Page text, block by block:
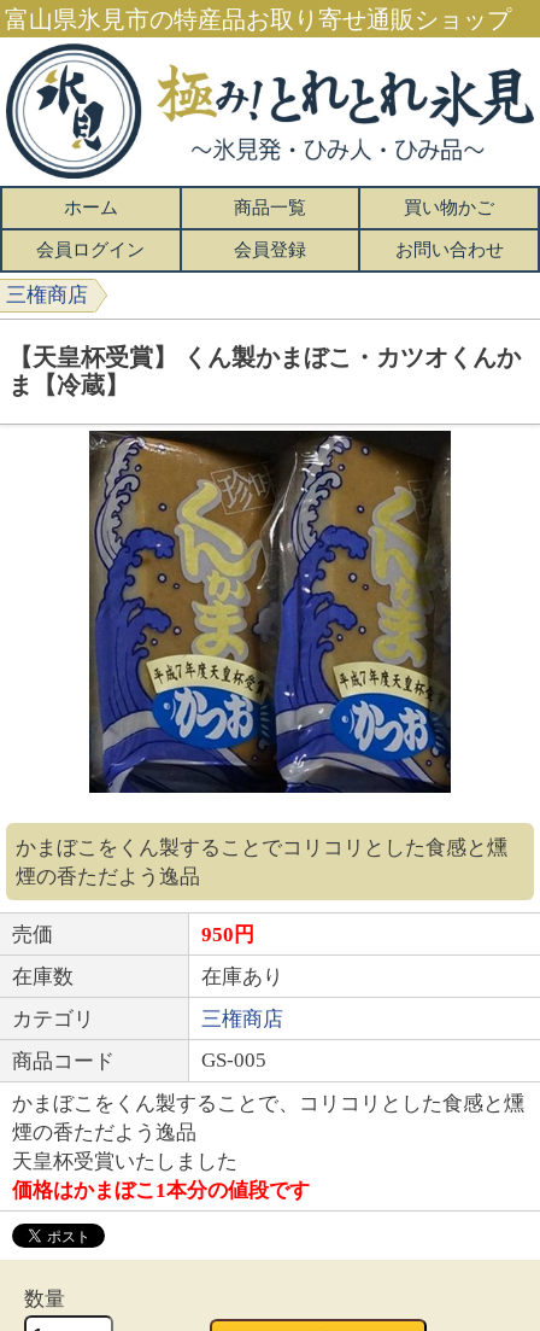
富山県氷見市の特産品お取り寄せ通販ショップ
ホーム 商品一覧 買い物かご
会員ログイン 会員登録 お問い合わせ
三権商店
【天皇杯受賞】 くん製かまぼこ・カツオくんか
ま【冷蔵】
かまぼこをくん製することでコリコリとした食感と燻
煙の香ただよう逸品
売価
950円
在庫数
在庫あり
カテゴリ
三権商店
商品コード
GS-005
かまぼこをくん製することで、コリコリとした食感と燻
煙の香ただよう逸品
天皇杯受賞いたしました
価格はかまぼこ1本分の値段です
数量